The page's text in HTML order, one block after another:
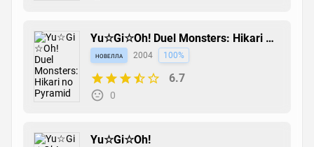
Yu☆Gi☆Oh! Duel Monsters: Hikari no
Pyramid
новелла 2004 100%
6.7
0
Yu☆Gi☆Oh!